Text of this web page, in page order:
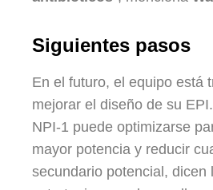
Siguientes pasos
En el futuro, el equipo está
mejorar el diseño de su
NPI-1 puede optimizarse
mayor potencia y reducir
secundario potencial, dicen